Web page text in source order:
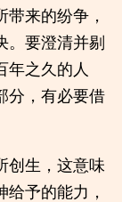
来的纷争，
。要澄清并剔
年之久的人
分，有必要借
创生，这意味
予的能力，